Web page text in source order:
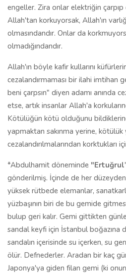
engeller. Zira onlar elektriğin
Allah'tan korkuyorsak, Allah'ın
olmasındandır. Onlar da
olmadığındandır.
Allah'ın böyle kafir kullarını
cezalandırmaması bir ilahi imtihan
beni çarpsın" diyen adamı anında
etse, artık insanlar Allah'a
Kötülüğün kötü olduğunu
yapmaktan sakınma yerine, kötülük
cezalandırılmalarından korktukları
*Abdulhamit döneminde "Ertuğrul
gönderilmiş. İçinde de her
yüksek rütbede elemanlar,
yüzbaşının biri de bu gemide
bulup geri kalır. Gemi gittikten
sandal keyfi için İstanbul boğazına
sandalın içerisinde su içerken, su
ölür. Defnederler. Aradan bir kaç
Japonya'ya giden filan gemi (ki